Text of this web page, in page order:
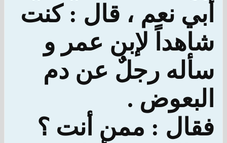
أبي نعم ، قال : كنت
شاهداً لإبن عمر و
سأله رجلٌ عن دم
البعوض .
فقال : ممن أنت ؟